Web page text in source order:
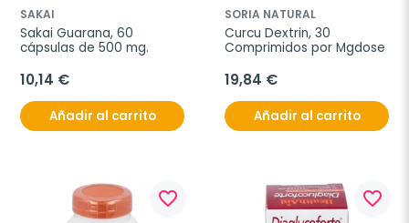
SAKAI
Sakai Guarana, 60
cápsulas de 500 mg.
10,14 €
Añadir al carrito
SORIA NATURAL
Curcu Dextrin, 30
Comprimidos por Mgdose
19,84 €
Añadir al carrito
favorite_border favorite_border